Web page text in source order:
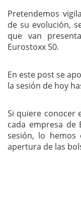
Pretendemos
de su evolución,
que van
Eurostoxx 50.
En este post se
la sesión de hoy
Si quiere conocer
cada empresa de
sesión, lo hemos
apertura de las